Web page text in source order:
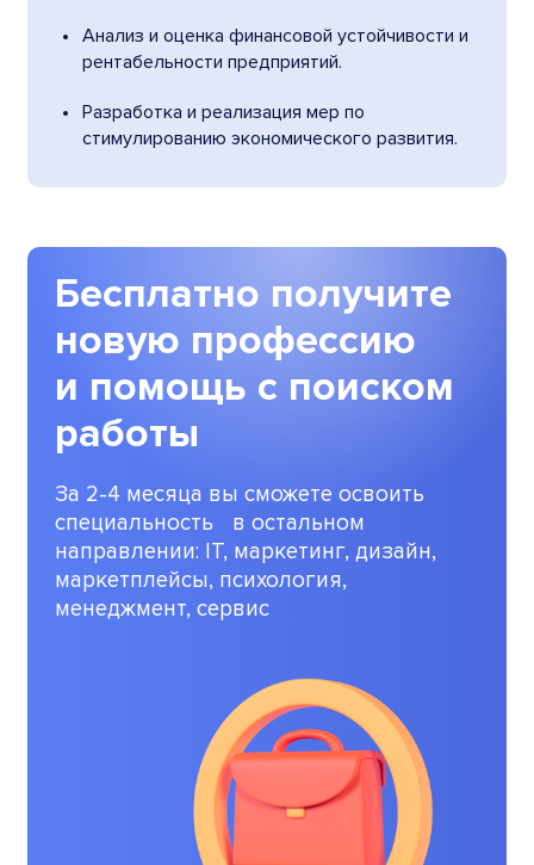
Анализ и оценка финансовой устойчивости и
рентабельности предприятий.
Разработка и реализация мер по
стимулированию экономического развития.
Бесплатно получите
новую профессию
и помощь с поиском
работы
За 2-4 месяца вы сможете освоить
специальность в остальном
направлении: IТ, маркетинг, дизайн,
маркетплейсы, психология,
менеджмент, сервис